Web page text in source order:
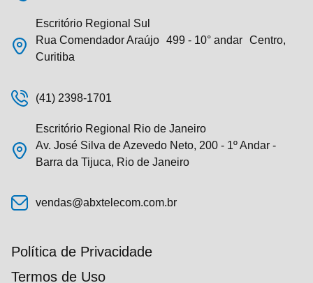
Escritório Regional Sul
Rua Comendador Araújo 499 - 10° andar Centro,
Curitiba
(41) 2398-1701
Escritório Regional Rio de Janeiro
Av. José Silva de Azevedo Neto, 200 - 1º Andar -
Barra da Tijuca, Rio de Janeiro
vendas@abxtelecom.com.br
Política de Privacidade
Termos de Uso